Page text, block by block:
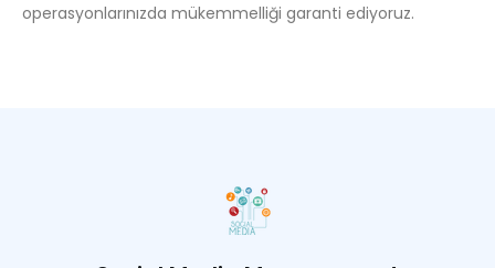
operasyonlarınızda mükemmelliği garanti ediyoruz.